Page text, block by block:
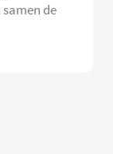
de